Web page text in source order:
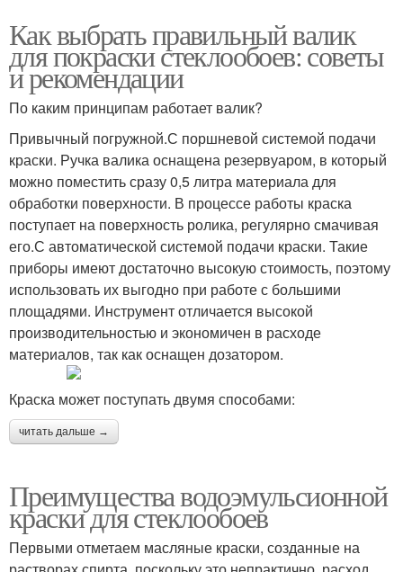
Как выбрать правильный валик
для покраски стеклообоев: советы
и рекомендации
По каким принципам работает валик?
Привычный погружной.С поршневой системой подачи
краски. Ручка валика оснащена резервуаром, в который
можно поместить сразу 0,5 литра материала для
обработки поверхности. В процессе работы краска
поступает на поверхность ролика, регулярно смачивая
его.С автоматической системой подачи краски. Такие
приборы имеют достаточно высокую стоимость, поэтому
использовать их выгодно при работе с большими
площадями. Инструмент отличается высокой
производительностью и экономичен в расходе
материалов, так как оснащен дозатором.
Краска может поступать двумя способами:
читать дальше →
Преимущества водоэмульсионной
краски для стеклообоев
Первыми отметаем масляные краски, созданные на